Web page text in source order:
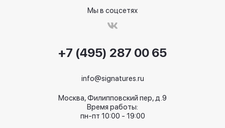
Мы в соцсетях
+7 (495) 287 00 65
info@signatures.ru
Москва, Филипповский пер, д.9
Время работы:
пн-пт 10:00 - 19:00